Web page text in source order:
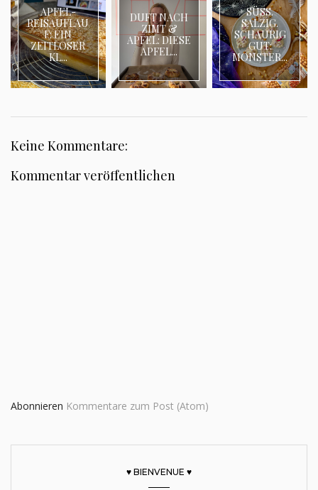
APFEL-
REISAUFLAU
F: EIN
ZEITLOSER
KL...
DUFT NACH
ZIMT &
APFEL: DIESE
APFEL...
SÜSS.
SALZIG.
SCHAURIG
GUT:
MONSTER...
Keine Kommentare:
Kommentar veröffentlichen
Abonnieren Kommentare zum Post (Atom)
♥ BIENVENUE ♥